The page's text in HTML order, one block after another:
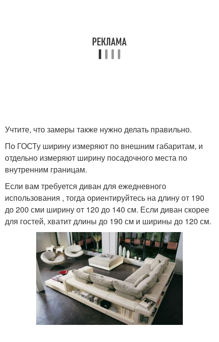
Учтите, что замеры также нужно делать правильно.
По ГОСТу ширину измеряют по внешним габаритам, и
отдельно измеряют ширину посадочного места по
внутренним границам.
Если вам требуется диван для ежедневного
использования , тогда ориентируйтесь на длину от 190
до 200 сми ширину от 120 до 140 см. Если диван скорее
для гостей, хватит длины до 190 см и ширины до 120 см.